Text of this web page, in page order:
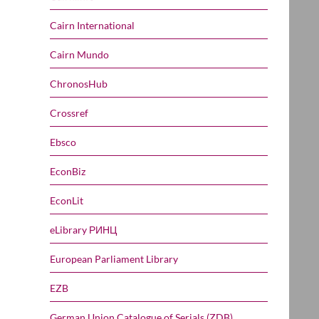
Cairn International
Cairn Mundo
ChronosHub
Crossref
Ebsco
EconBiz
EconLit
eLibrary РИНЦ
European Parliament Library
EZB